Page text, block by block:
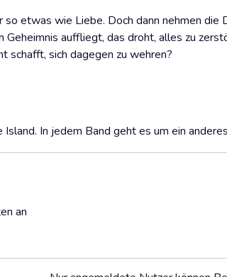
etwas wie Liebe. Doch dann nehmen die
auffliegt, das droht, alles zu
schafft, sich dagegen zu wehren?
In jedem Band geht es um ein
an